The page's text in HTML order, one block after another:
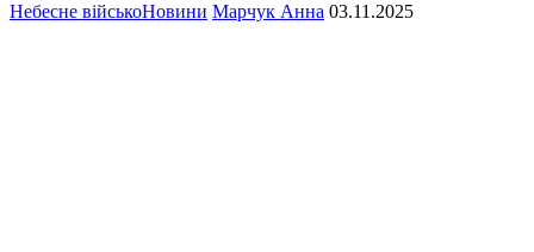
Небесне військоНовини Марчук Анна 03.11.2025